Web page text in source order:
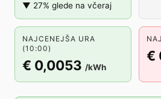
▼ 27% glede na včeraj
NAJCENEJŠA URA
(10:00)
€ 0,0053 /kWh
€